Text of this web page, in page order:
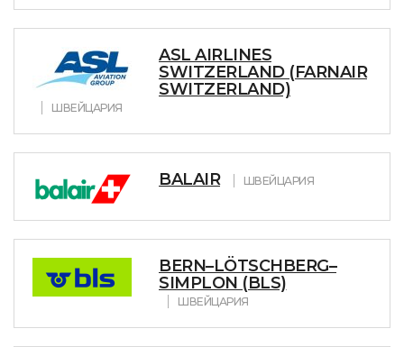
ASL AIRLINES
SWITZERLAND (FARNAIR
SWITZERLAND)
ШВЕЙЦАРИЯ
BALAIR ШВЕЙЦАРИЯ
BERN–LÖTSCHBERG–
SIMPLON (BLS)
ШВЕЙЦАРИЯ